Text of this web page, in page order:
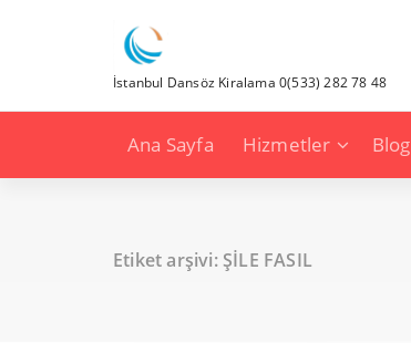
İstanbul Dansöz Kiralama 0(533) 282 78 48
Ana Sayfa Hizmetler Blog
Etiket arşivi: ŞİLE FASIL